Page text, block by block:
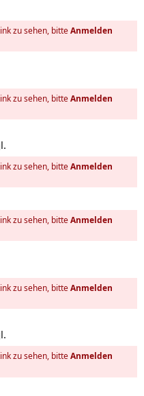
zu sehen, bitteAnmelden
zu sehen, bitteAnmelden
zu sehen, bitteAnmelden
zu sehen, bitteAnmelden
zu sehen, bitteAnmelden
zu sehen, bitteAnmelden